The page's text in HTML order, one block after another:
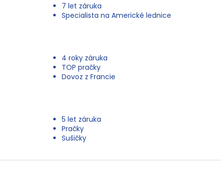
7 let záruka
Specialista na Americké lednice
4 roky záruka
TOP pračky
Dovoz z Francie
5 let záruka
Pračky
Sušičky
Z